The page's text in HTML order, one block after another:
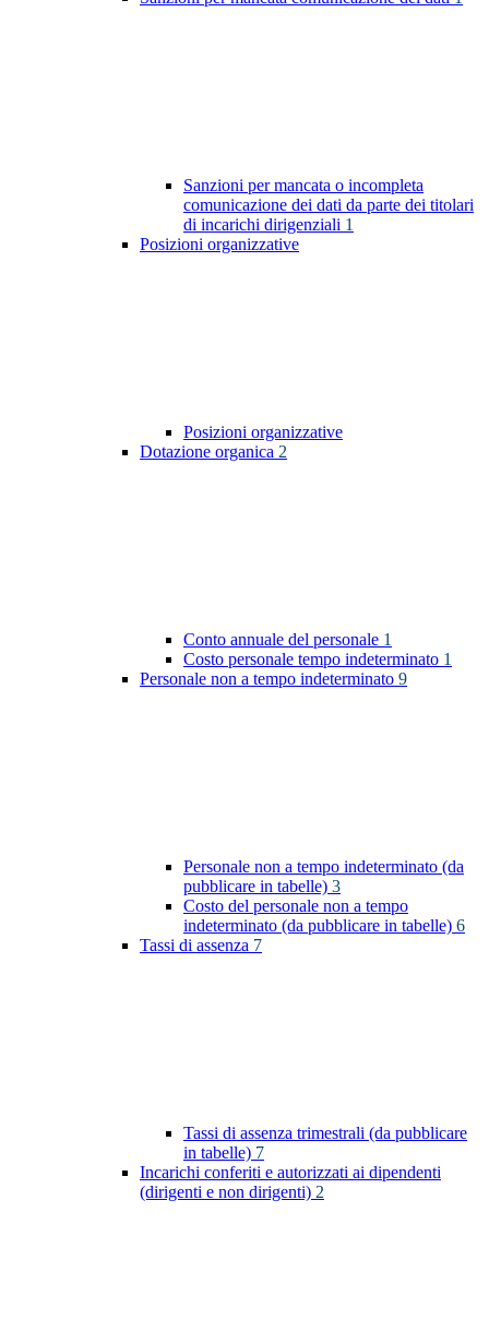
Sanzioni per mancata o incompleta
comunicazione dei dati da parte dei titolari
di incarichi dirigenziali 1
Posizioni organizzative
Posizioni organizzative
Dotazione organica 2
Conto annuale del personale 1
Costo personale tempo indeterminato 1
Personale non a tempo indeterminato 9
Personale non a tempo indeterminato (da
pubblicare in tabelle) 3
Costo del personale non a tempo
indeterminato (da pubblicare in tabelle) 6
Tassi di assenza 7
Tassi di assenza trimestrali (da pubblicare
in tabelle) 7
Incarichi conferiti e autorizzati ai dipendenti
(dirigenti e non dirigenti) 2